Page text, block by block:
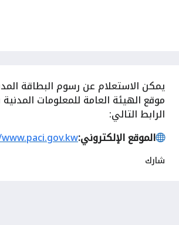
يمكن الاستعلام عن رسوم البطاقة
موقع الهيئة العامة للمعلومات
الرابط التالي:
الموقع الإلكتروني:
شارك